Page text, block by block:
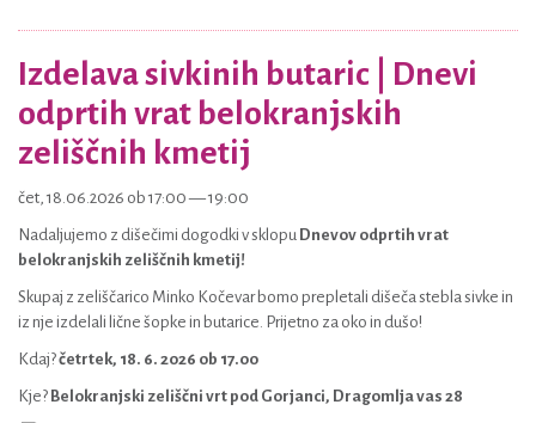
Izdelava sivkinih butaric | Dnevi
odprtih vrat belokranjskih
zeliščnih kmetij
čet, 18.06.2026 ob 17:00 — 19:00
Nadaljujemo z dišečimi dogodki v sklopu Dnevov odprtih vrat
belokranjskih zeliščnih kmetij!
Skupaj z zeliščarico Minko Kočevar bomo prepletali dišeča stebla sivke in
iz nje izdelali lične šopke in butarice. Prijetno za oko in dušo!
Kdaj?četrtek, 18. 6. 2026 ob 17.00
Kje? Belokranjski zeliščni vrt pod Gorjanci, Dragomlja vas 28